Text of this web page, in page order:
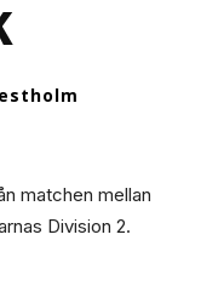
matchen mellan
Division 2.